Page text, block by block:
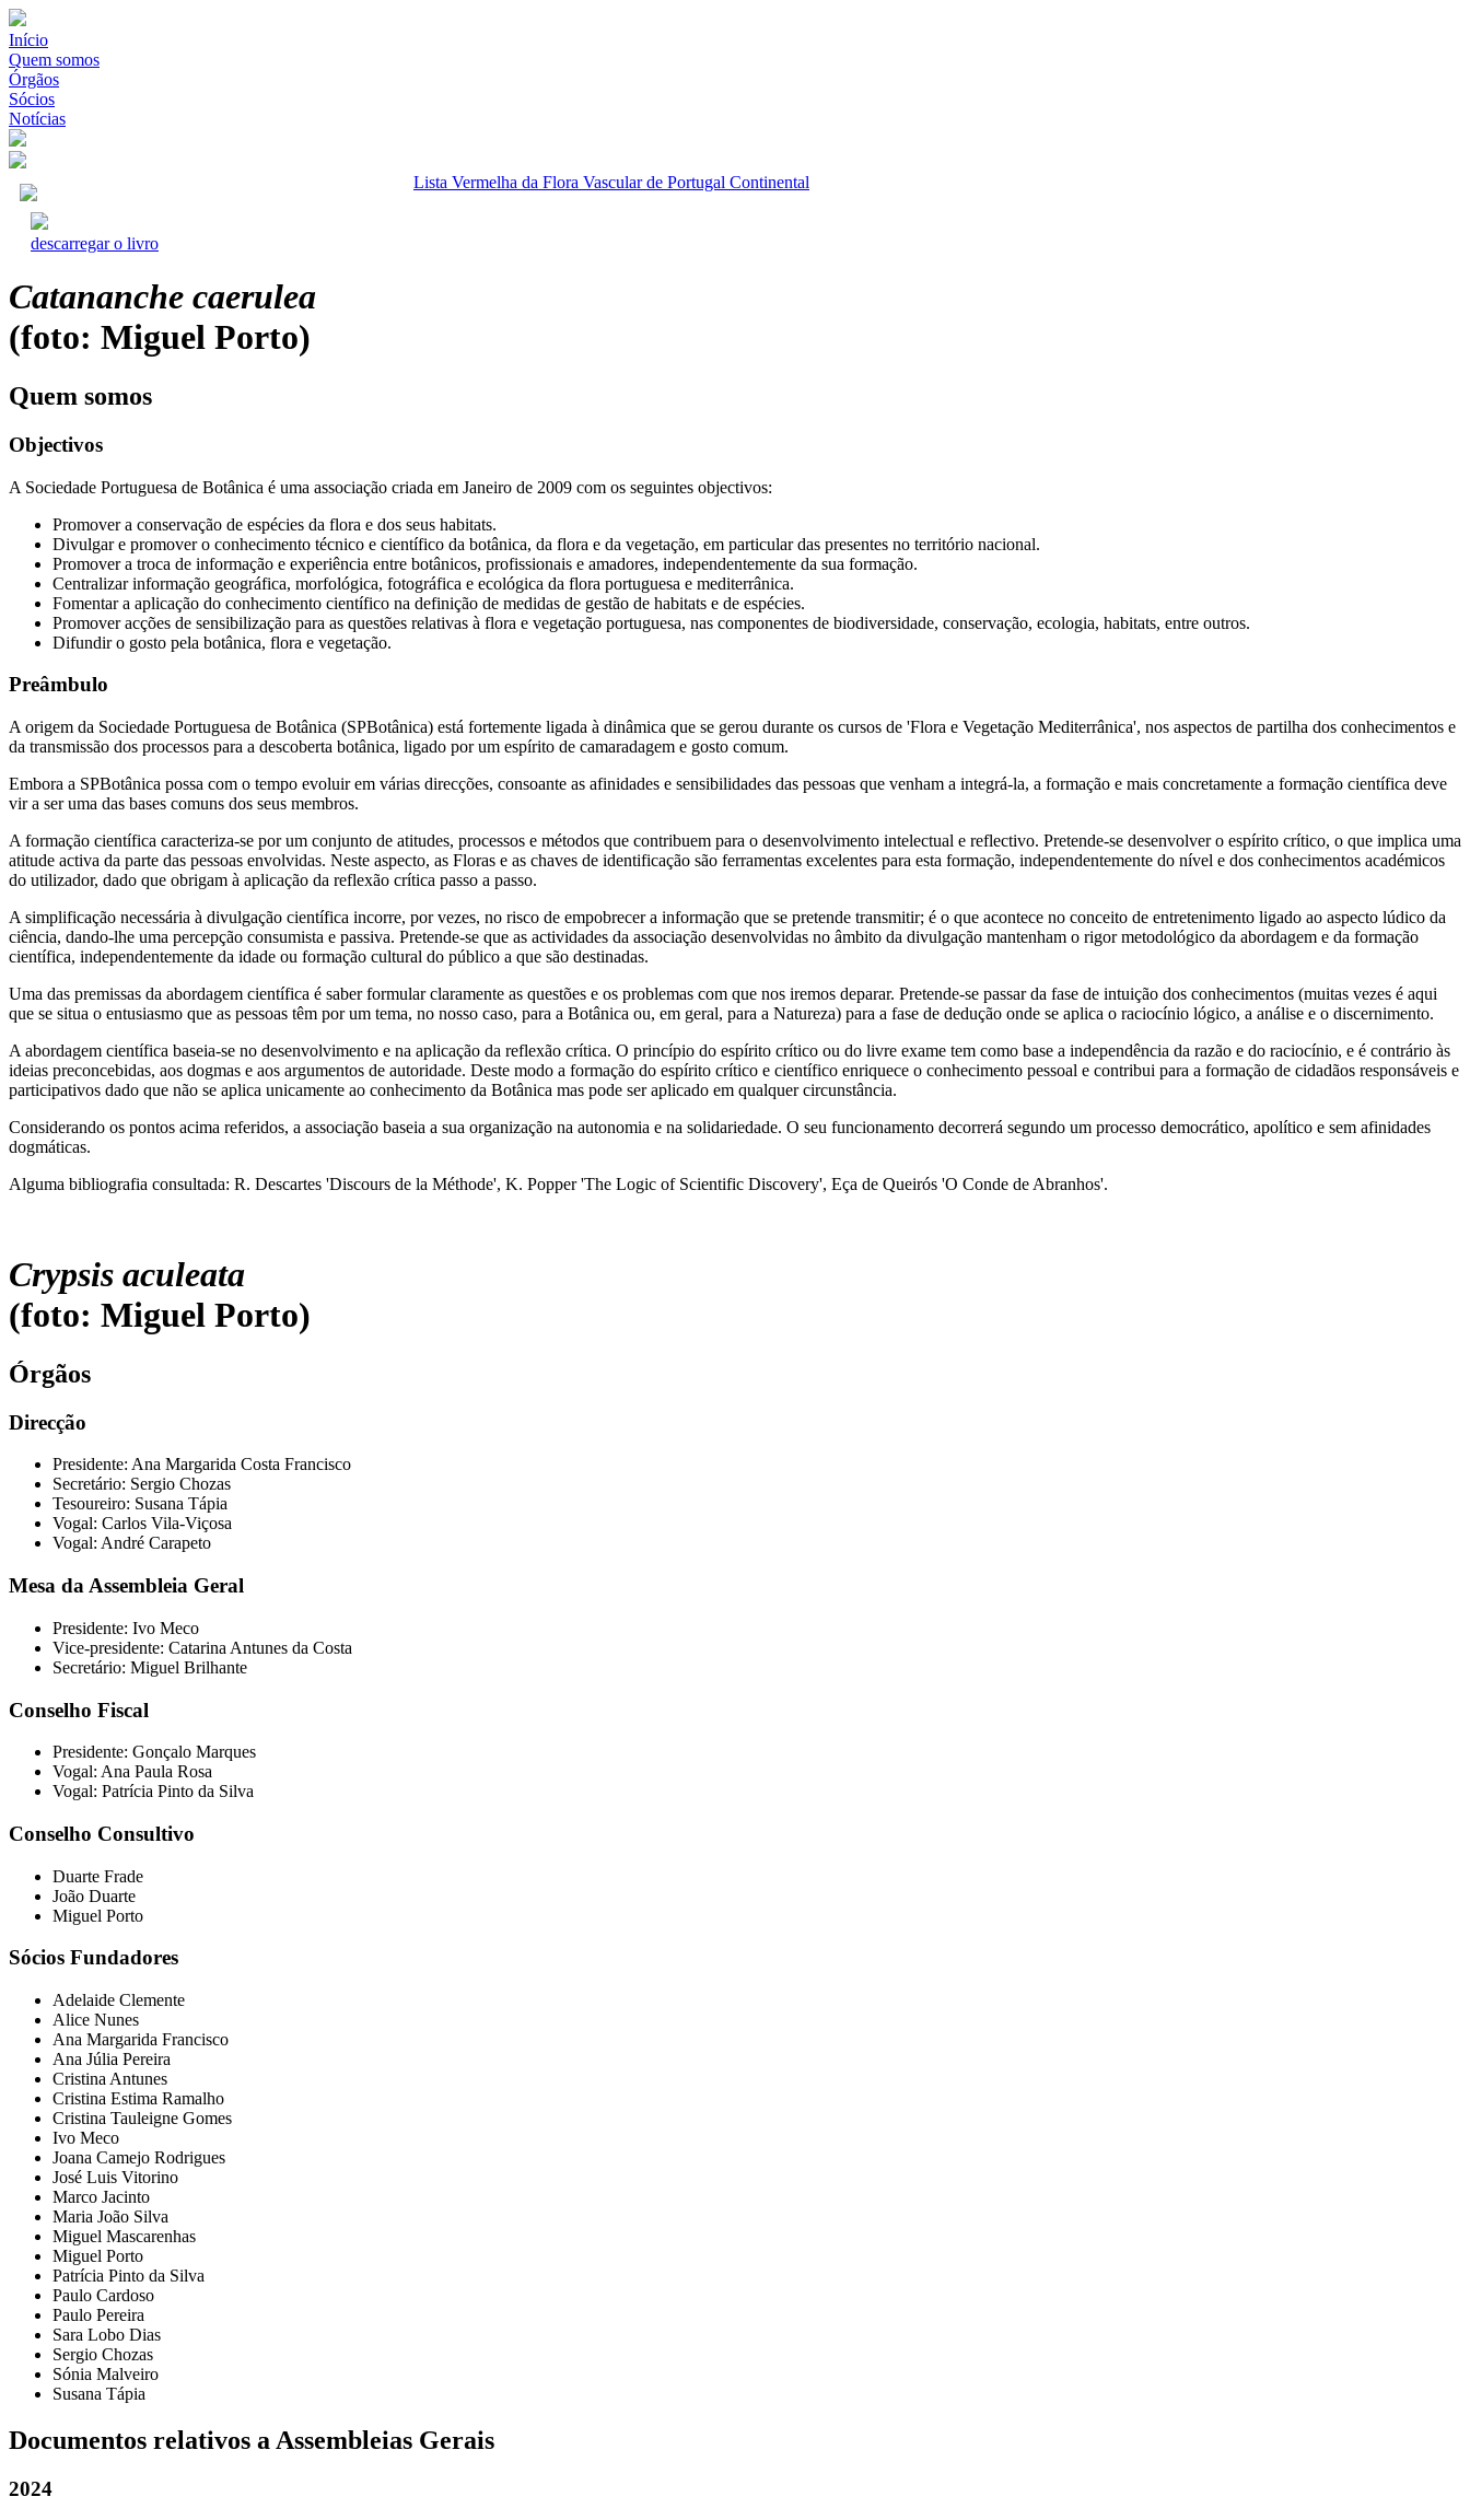
Início
Quem somos
Órgãos
Sócios
Notícias
Lista Vermelha da Flora Vascular de Portugal Continental
descarregar o livro
Catananche caerulea
(foto: Miguel Porto)
Quem somos
Objectivos
A Sociedade Portuguesa de Botânica é uma associação criada em Janeiro de 2009 com os seguintes objectivos:
Promover a conservação de espécies da flora e dos seus habitats.
Divulgar e promover o conhecimento técnico e científico da botânica, da flora e da vegetação, em particular das presentes no território nacional.
Promover a troca de informação e experiência entre botânicos, profissionais e amadores, independentemente da sua formação.
Centralizar informação geográfica, morfológica, fotográfica e ecológica da flora portuguesa e mediterrânica.
Fomentar a aplicação do conhecimento científico na definição de medidas de gestão de habitats e de espécies.
Promover acções de sensibilização para as questões relativas à flora e vegetação portuguesa, nas componentes de biodiversidade, conservação, ecologia, habitats, entre outros.
Difundir o gosto pela botânica, flora e vegetação.
Preâmbulo
A origem da Sociedade Portuguesa de Botânica (SPBotânica) está fortemente ligada à dinâmica que se gerou durante os cursos de 'Flora e Vegetação Mediterrânica', nos aspectos de partilha dos conhecimentos e
da transmissão dos processos para a descoberta botânica, ligado por um espírito de camaradagem e gosto comum.
Embora a SPBotânica possa com o tempo evoluir em várias direcções, consoante as afinidades e sensibilidades das pessoas que venham a integrá-la, a formação e mais concretamente a formação científica deve
vir a ser uma das bases comuns dos seus membros.
A formação científica caracteriza-se por um conjunto de atitudes, processos e métodos que contribuem para o desenvolvimento intelectual e reflectivo. Pretende-se desenvolver o espírito crítico, o que implica uma
atitude activa da parte das pessoas envolvidas. Neste aspecto, as Floras e as chaves de identificação são ferramentas excelentes para esta formação, independentemente do nível e dos conhecimentos académicos
do utilizador, dado que obrigam à aplicação da reflexão crítica passo a passo.
A simplificação necessária à divulgação científica incorre, por vezes, no risco de empobrecer a informação que se pretende transmitir; é o que acontece no conceito de entretenimento ligado ao aspecto lúdico da
ciência, dando-lhe uma percepção consumista e passiva. Pretende-se que as actividades da associação desenvolvidas no âmbito da divulgação mantenham o rigor metodológico da abordagem e da formação
científica, independentemente da idade ou formação cultural do público a que são destinadas.
Uma das premissas da abordagem científica é saber formular claramente as questões e os problemas com que nos iremos deparar. Pretende-se passar da fase de intuição dos conhecimentos (muitas vezes é aqui
que se situa o entusiasmo que as pessoas têm por um tema, no nosso caso, para a Botânica ou, em geral, para a Natureza) para a fase de dedução onde se aplica o raciocínio lógico, a análise e o discernimento.
A abordagem científica baseia-se no desenvolvimento e na aplicação da reflexão crítica. O princípio do espírito crítico ou do livre exame tem como base a independência da razão e do raciocínio, e é contrário às
ideias preconcebidas, aos dogmas e aos argumentos de autoridade. Deste modo a formação do espírito crítico e científico enriquece o conhecimento pessoal e contribui para a formação de cidadãos responsáveis e
participativos dado que não se aplica unicamente ao conhecimento da Botânica mas pode ser aplicado em qualquer circunstância.
Considerando os pontos acima referidos, a associação baseia a sua organização na autonomia e na solidariedade. O seu funcionamento decorrerá segundo um processo democrático, apolítico e sem afinidades
dogmáticas.
Alguma bibliografia consultada: R. Descartes 'Discours de la Méthode', K. Popper 'The Logic of Scientific Discovery', Eça de Queirós 'O Conde de Abranhos'.
Crypsis aculeata
(foto: Miguel Porto)
Órgãos
Direcção
Presidente: Ana Margarida Costa Francisco
Secretário: Sergio Chozas
Tesoureiro: Susana Tápia
Vogal: Carlos Vila-Viçosa
Vogal: André Carapeto
Mesa da Assembleia Geral
Presidente: Ivo Meco
Vice-presidente: Catarina Antunes da Costa
Secretário: Miguel Brilhante
Conselho Fiscal
Presidente: Gonçalo Marques
Vogal: Ana Paula Rosa
Vogal: Patrícia Pinto da Silva
Conselho Consultivo
Duarte Frade
João Duarte
Miguel Porto
Sócios Fundadores
Adelaide Clemente
Alice Nunes
Ana Margarida Francisco
Ana Júlia Pereira
Cristina Antunes
Cristina Estima Ramalho
Cristina Tauleigne Gomes
Ivo Meco
Joana Camejo Rodrigues
José Luis Vitorino
Marco Jacinto
Maria João Silva
Miguel Mascarenhas
Miguel Porto
Patrícia Pinto da Silva
Paulo Cardoso
Paulo Pereira
Sara Lobo Dias
Sergio Chozas
Sónia Malveiro
Susana Tápia
Documentos relativos a Assembleias Gerais
2024